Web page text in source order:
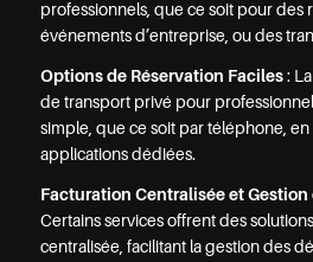
professionnels, que ce soit pour des
événements d’entreprise, ou des
Options de Réservation Faciles:
de transport privé pour
simple, que ce soit par téléphone, en
applications dédiées.
Facturation Centralisée et Gestion
Certains services offrent des
centralisée, facilitant la gestion des